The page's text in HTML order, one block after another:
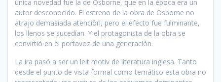
única novedad fue la de Osborne, que en la época era un
autor desconocido. El estreno de la obra de Osborne no
atrajo demasiada atención, pero el efecto fue fulminante,
los llenos se sucedían. Y el protagonista de la obra se
convirtió en el portavoz de una generación.
La ira pasó a ser un leit motiv de literatura inglesa. Tanto
desde el punto de vista formal como temático esta obra no